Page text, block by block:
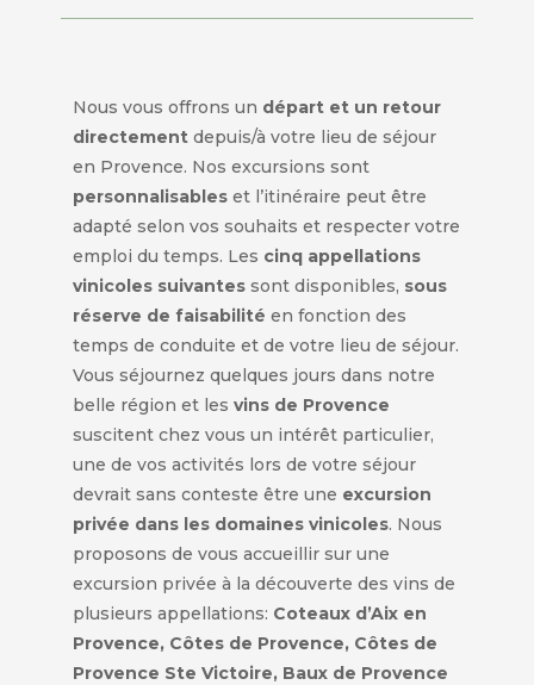
Nous vous offrons un départ et un retour
directement depuis/à votre lieu de séjour
en Provence. Nos excursions sont
personnalisables et l’itinéraire peut être
adapté selon vos souhaits et respecter votre
emploi du temps. Les cinq appellations
vinicoles suivantes sont disponibles, sous
réserve de faisabilité en fonction des
temps de conduite et de votre lieu de séjour.
Vous séjournez quelques jours dans notre
belle région et lesvins de Provence
suscitent chez vous un intérêt particulier,
une de vos activités lors de votre séjour
devrait sans conteste être une excursion
privée dans les domaines vinicoles. Nous
proposons de vous accueillir sur une
excursion privée à la découverte des vins de
plusieurs appellations: Coteaux d’Aix en
Provence, Côtes de Provence, Côtes de
Provence Ste Victoire, Baux de Provence